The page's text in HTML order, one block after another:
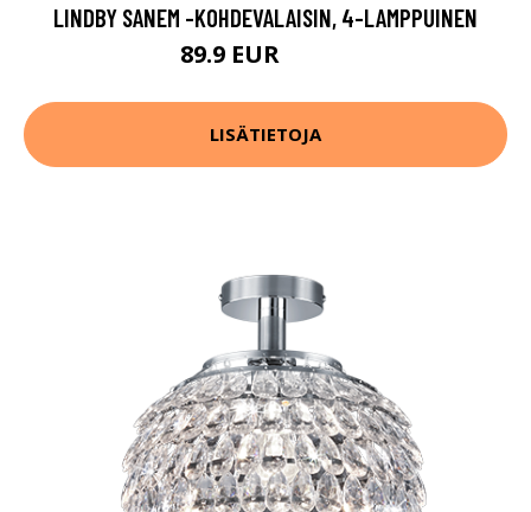
LINDBY SANEM -KOHDEVALAISIN, 4-LAMPPUINEN
89.9 EUR
LISÄTIETOJA